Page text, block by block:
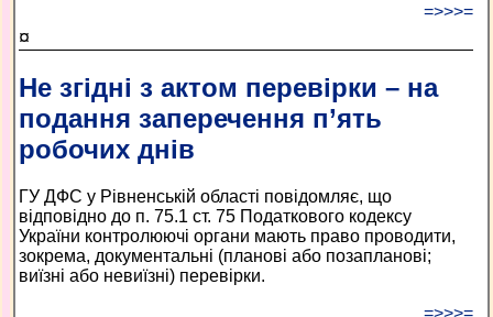
=>>>=
¤
Не згідні з актом перевірки – на
подання заперечення п’ять
робочих днів
ГУ ДФС у Рівненській області повідомляє, що
відповідно до п. 75.1 ст. 75 Податкового кодексу
України контролюючі органи мають право проводити,
зокрема, документальні (планові або позапланові;
виїзні або невиїзні) перевірки.
=>>>=